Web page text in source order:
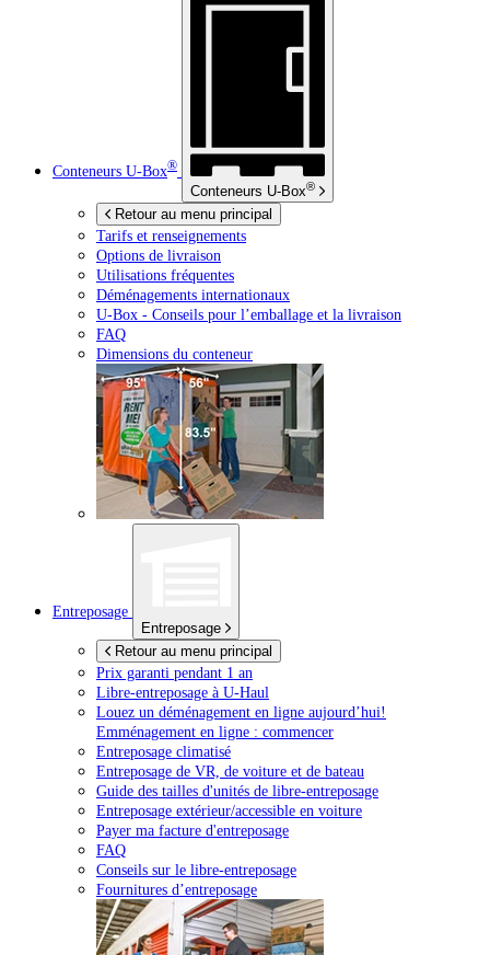
Conteneurs U-Box®
Conteneurs U-Box®
Retour au menu principal
Tarifs et renseignements
Options de livraison
Utilisations fréquentes
Déménagements internationaux
U-Box - Conseils pour l’emballage et la livraison
FAQ
Dimensions du conteneur
Entreposage
Entreposage
Retour au menu principal
Prix garanti pendant 1 an
Libre-entreposage à U-Haul
Louez un déménagement en ligne aujourd’hui!
Emménagement en ligne : commencer
Entreposage climatisé
Entreposage de VR, de voiture et de bateau
Guide des tailles d'unités de libre-entreposage
Entreposage extérieur/accessible en voiture
Payer ma facture d'entreposage
FAQ
Conseils sur le libre-entreposage
Fournitures d’entreposage